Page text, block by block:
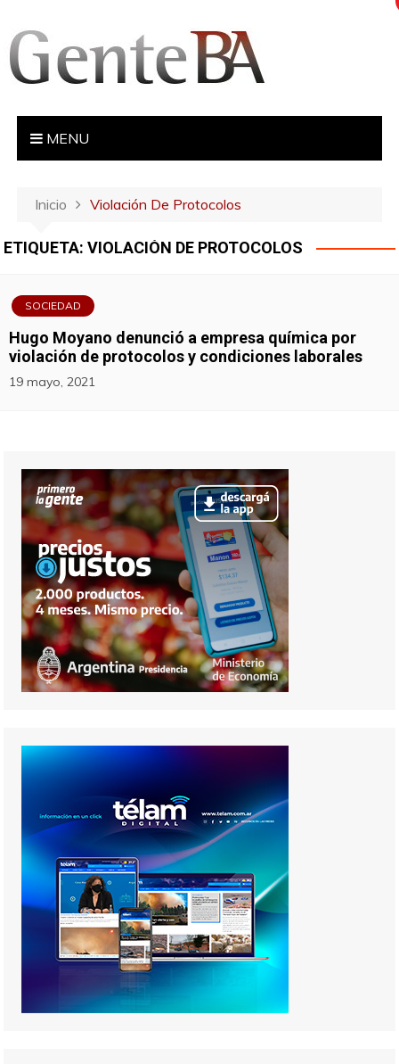
MENU
Inicio Violación De Protocolos
ETIQUETA:VIOLACIÓN DE PROTOCOLOS
SOCIEDAD
Hugo Moyano denunció a empresa química por
violación de protocolos y condiciones laborales
19 mayo, 2021